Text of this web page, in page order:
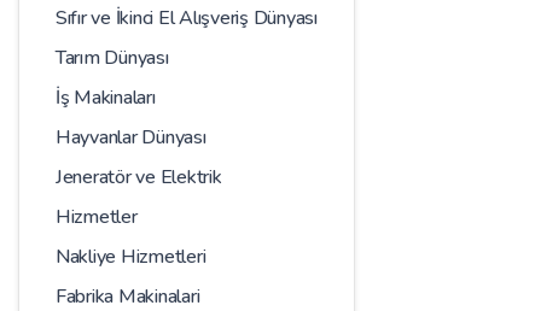
Sıfır ve İkinci El Alışveriş Dünyası
Tarım Dünyası
İş Makinaları
Hayvanlar Dünyası
Jeneratör ve Elektrik
Hizmetler
Nakliye Hizmetleri
Fabrika Makinalari